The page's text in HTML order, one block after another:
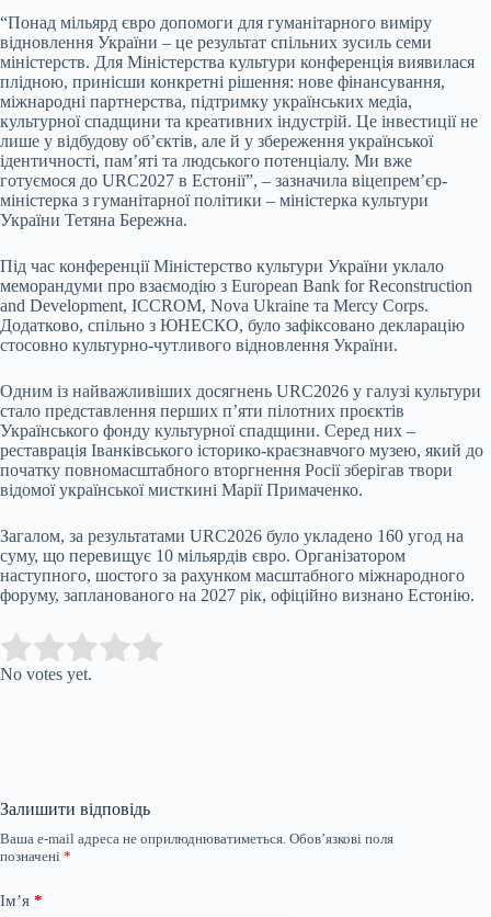
“Понад мільярд євро допомоги для гуманітарного виміру
відновлення України – це результат спільних зусиль семи
міністерств. Для Міністерства культури конференція виявилася
плідною, принісши конкретні рішення: нове фінансування,
міжнародні партнерства, підтримку українських медіа,
культурної спадщини та креативних індустрій. Це інвестиції не
лише у відбудову об’єктів, але й у збереження української
ідентичності, пам’яті та людського потенціалу. Ми вже
готуємося до URC2027 в Естонії”, – зазначила віцепрем’єр-
міністерка з гуманітарної політики – міністерка культури
України Тетяна Бережна.
Під час конференції Міністерство культури України уклало
меморандуми про взаємодію з European Bank for Reconstruction
and Development, ICCROM, Nova Ukraine та Mercy Corps.
Додатково, спільно з ЮНЕСКО, було зафіксовано декларацію
стосовно культурно-чутливого відновлення України.
Одним із найважливіших досягнень URC2026 у галузі культури
стало представлення перших п’яти пілотних проєктів
Українського фонду культурної спадщини. Серед них –
реставрація Іванківського історико-краєзнавчого музею, який до
початку повномасштабного вторгнення Росії зберігав твори
відомої української мисткині Марії Примаченко.
Загалом, за результатами URC2026 було укладено 160 угод на
суму, що перевищує 10 мільярдів євро. Організатором
наступного, шостого за рахунком масштабного міжнародного
форуму, запланованого на 2027 рік, офіційно визнано Естонію.
Rate this item:
No votes yet.
Залишити відповідь
Ваша e-mail адреса не оприлюднюватиметься. Обов’язкові поля
позначені *
Ім’я *